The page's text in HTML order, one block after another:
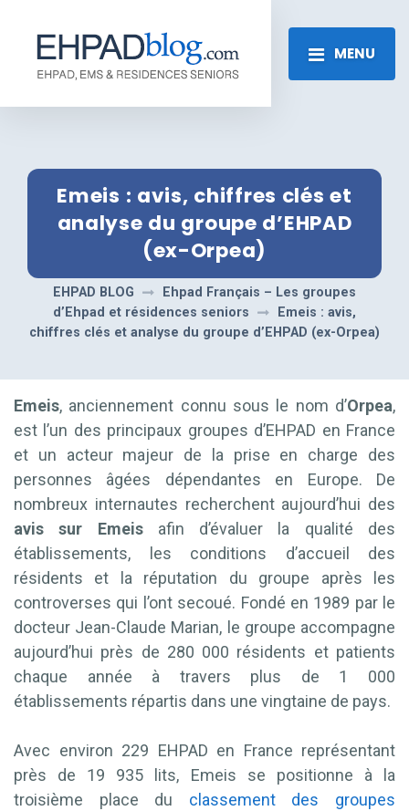
MENU
Emeis : avis, chiffres clés et
analyse du groupe d’EHPAD
(ex-Orpea)
EHPAD BLOG
Ehpad Français – Les groupes
d’Ehpad et résidences seniors
Emeis : avis,
chiffres clés et analyse du groupe d’EHPAD (ex-Orpea)
Emeis, anciennement connu sous le nom d’Orpea,
est l’un des principaux groupes d’EHPAD en France
et un acteur majeur de la prise en charge des
personnes âgées dépendantes en Europe. De
nombreux internautes recherchent aujourd’hui des
avis sur Emeisafin d’évaluer la qualité des
établissements, les conditions d’accueil des
résidents et la réputation du groupe après les
controverses qui l’ont secoué. Fondé en 1989 par le
docteur Jean-Claude Marian, le groupe accompagne
aujourd’hui près de 280 000 résidents et patients
chaque année à travers plus de 1 000
établissements répartis dans une vingtaine de pays.
Avec environ 229 EHPAD en France représentant
près de 19 935 lits, Emeis se positionne à la
troisième place du classement des groupes